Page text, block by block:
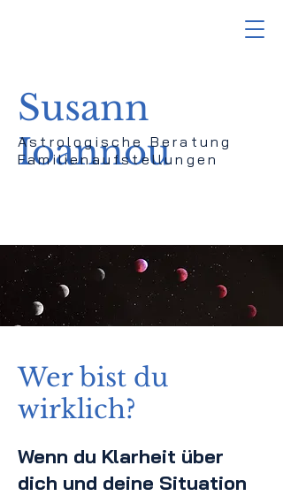
Susann
Ioannou
Astrologische Beratung
Familienaufstellungen
Wer bist du
wirklich?
Wenn du Klarheit über
dich und deine Situation